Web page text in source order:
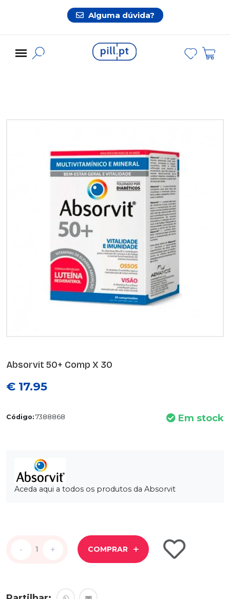
Alguma dúvida?
Absorvit 50+ Comp X 30
€ 17.95
Código: 7388868 Em stock
Aceda aqui a todos os produtos da Absorvit
- +
- + COMPRAR